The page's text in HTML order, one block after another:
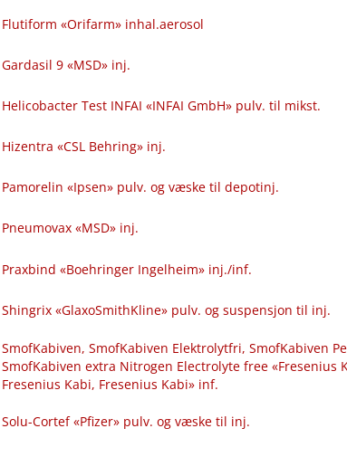
Flutiform «Orifarm» inhal.aerosol
Gardasil 9 «MSD» inj.
Helicobacter Test INFAI «INFAI GmbH» pulv. til mikst.
Hizentra «CSL Behring» inj.
Pamorelin «Ipsen» pulv. og væske til depotinj.
Pneumovax «MSD» inj.
Praxbind «Boehringer Ingelheim» inj.​/​inf.
Shingrix «GlaxoSmithKline» pulv. og suspensjon til inj.
SmofKabiven, SmofKabiven Elektrolytfri, SmofKabiven
SmofKabiven extra Nitrogen Electrolyte free «Fresenius
Fresenius Kabi, Fresenius Kabi» inf.
Solu-Cortef «Pfizer» pulv. og væske til inj.